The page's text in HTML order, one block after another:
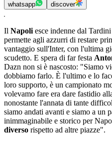
whatsapp discover
Il Napoli esce indenne dal
permette agli azzurri di restare
vantaggio sull'Inter, con l'ultima
scudetto. E spera di far festa
Dazn non si è nascosto: "Siamo
dobbiamo farlo. È l'ultimo e lo
loro supporto, è un campionato
volevamo fare era dare fastidio
nonostante l'annata di tante
siamo andati avanti e siamo a un
inimmaginabile e storico per
diverso rispetto ad altre piazze".